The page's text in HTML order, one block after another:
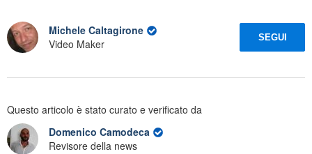
Michele Caltagirone
Video Maker
SEGUI
Questo articolo è stato curato e verificato da
Domenico Camodeca
Revisore della news